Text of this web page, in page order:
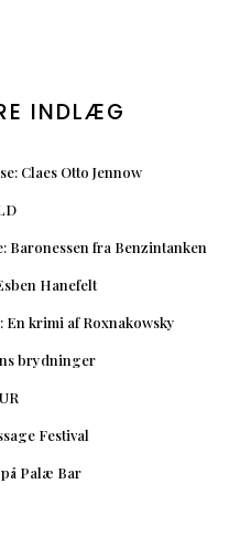
INDLÆG
Claes Otto Jennow
Baronessen fra Benzintanken
Hanefelt
En krimi af Roxnakowsky
brydninger
Festival
Palæ Bar